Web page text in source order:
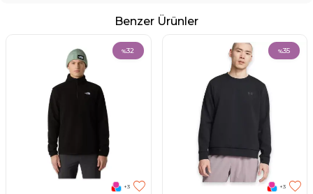
Benzer Ürünler
%32
+3
%35
+3